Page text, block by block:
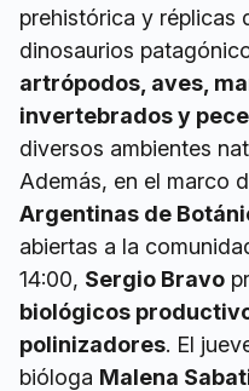
prehistórica y réplicas
dinosaurios
artrópodos, aves,
invertebrados y
diversos ambientes
Además, en el marco
Argentinas de
abiertas a la
14:00, Sergio Bravo
biológicos
polinizadores. El
bióloga Malena